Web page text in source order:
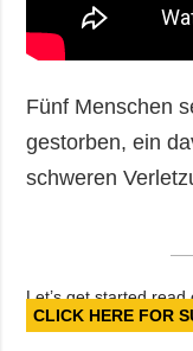
Fünf Menschen
gestorben, ein
schweren
Let’s get started
CLICK HERE FOR